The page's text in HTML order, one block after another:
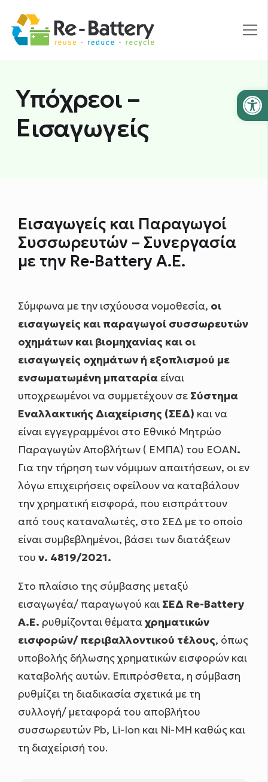
Υπόχρεοι –
Εισαγωγείς
Εισαγωγείς και Παραγωγοί
Συσσωρευτών – Συνεργασία
με την Re-Battery Α.Ε.
Σύμφωνα με την ισχύουσα νομοθεσία, οι
εισαγωγείς και παραγωγοί συσσωρευτών
οχημάτων και βιομηχανίας και οι
εισαγωγείς οχημάτων ή εξοπλισμού με
ενσωματωμένη μπαταρία είναι
υποχρεωμένοι να συμμετέχουν σε Σύστημα
Εναλλακτικής Διαχείρισης (ΣΕΔ) και να
είναι εγγεγραμμένοι στο Εθνικό Μητρώο
Παραγωγών Αποβλήτων ( ΕΜΠΑ) του ΕΟΑΝ.
Για την τήρηση των νόμιμων απαιτήσεων, οι εν
λόγω επιχειρήσεις οφείλουν να καταβάλουν
την χρηματική εισφορά, που εισπράττουν
από τους καταναλωτές, στο ΣΕΔ με το οποίο
είναι συμβεβλημένοι, βάσει των διατάξεων
του ν. 4819/2021.
Στο πλαίσιο της σύμβασης μεταξύ
εισαγωγέα/ παραγωγού και ΣΕΔ Re-Battery
Α.Ε. ρυθμίζονται θέματαχρηματικών
εισφορών/ περιβαλλοντικού τέλους, όπως
υποβολής δήλωσης χρηματικών εισφορών και
καταβολής αυτών. Επιπρόσθετα, η σύμβαση
ρυθμίζει τη διαδικασία σχετικά με τη
συλλογή/ μεταφορά του αποβλήτου
συσσωρευτών Pb, Li-Ion και Ni-MH καθώς και
τη διαχείρισή του.